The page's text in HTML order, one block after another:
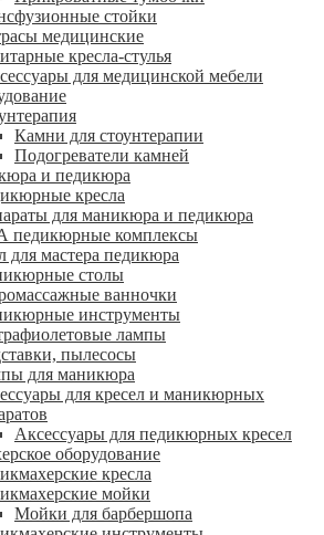
стойки
медицинские
кресла-стулья
для медицинской мебели
Камни для стоунтерапии
Подогреватели камней
и педикюра
кресла
для маникюра и педикюра
педикюрные комплексы
для мастера педикюра
столы
ванночки
инструменты
лампы
пылесосы
для маникюра
для кресел и маникюрных
Аксессуары для педикюрных кресел
оборудование
кресла
мойки
Мойки для барбершопа